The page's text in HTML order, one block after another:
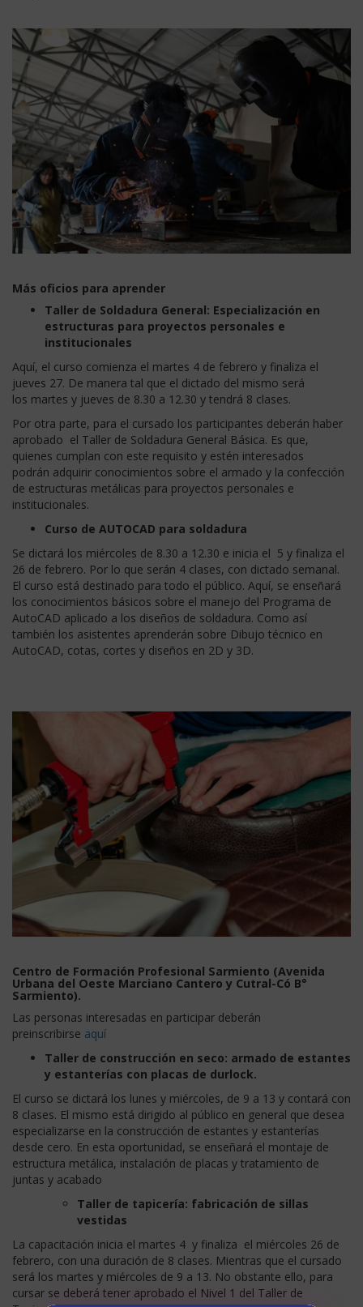
Más oficios para aprender
Taller de Soldadura General: Especialización en
estructuras para proyectos personales e
institucionales
Aquí, el curso comienza el martes 4 de febrero y finaliza el
jueves 27. De manera tal que el dictado del mismo será
los martes y jueves de 8.30 a 12.30 y tendrá 8 clases.
Por otra parte, para el cursado los participantes deberán haber
aprobado el Taller de Soldadura General Básica. Es que,
quienes cumplan con este requisito y estén interesados
podrán adquirir conocimientos sobre el armado y la confección
de estructuras metálicas para proyectos personales e
institucionales.
Curso de AUTOCAD para soldadura
Se dictará los miércoles de 8.30 a 12.30 e inicia el 5 y finaliza el
26 de febrero. Por lo que serán 4 clases, con dictado semanal.
El curso está destinado para todo el público. Aquí, se enseñará
los conocimientos básicos sobre el manejo del Programa de
AutoCAD aplicado a los diseños de soldadura. Como así
también los asistentes aprenderán sobre Dibujo técnico en
AutoCAD, cotas, cortes y diseños en 2D y 3D.
Centro de Formación Profesional Sarmiento (Avenida
Urbana del Oeste Marciano Cantero y Cutral-Có B°
Sarmiento).
Las personas interesadas en participar deberán
preinscribirse aquí
Taller de construcción en seco: armado de estantes
y estanterías con placas de durlock.
El curso se dictará los lunes y miércoles, de 9 a 13 y contará con
8 clases. El mismo está dirigido al público en general que desea
especializarse en la construcción de estantes y estanterías
desde cero. En esta oportunidad, se enseñará el montaje de
estructura metálica, instalación de placas y tratamiento de
juntas y acabado
Taller de tapicería: fabricación de sillas
vestidas
La capacitación inicia el martes 4 y finaliza el miércoles 26 de
febrero, con una duración de 8 clases. Mientras que el cursado
será los martes y miércoles de 9 a 13. No obstante ello, para
cursar se deberá tener aprobado el Nivel 1 del Taller de